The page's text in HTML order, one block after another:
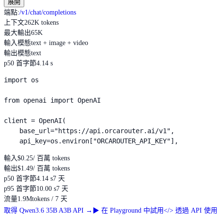
展開
端點:/v1/chat/completions
上下文262K tokens
最大輸出65K
輸入模態text + image + video
輸出模態text
p50 首字節4.14 s
import os
from openai import OpenAI
client = OpenAI(
    base_url="https://api.orcarouter.ai/v1",
    api_key=os.environ["ORCAROUTER_API_KEY"],
輸入 $0.25/ 百萬 tokens
輸出$1.49/ 百萬 tokens
p50 首字節4.14 s7 天
p95 首字節10.00 s7 天
流量1.9Mtokens / 7 天
取得 Qwen3.6 35B A3B API → ▶ 在 Playground 中試用</> 透過 API 使用